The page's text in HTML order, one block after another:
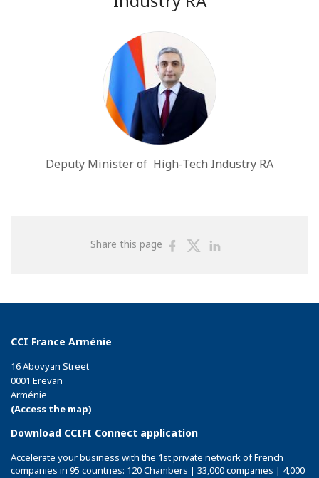
Deputy Minister of High-Tech Industry RA
Share this page
ShareShare
CCI France Arménie
16 Abovyan Street
0001 Erevan
Arménie
(Access the map)
Download CCIFI Connect application
Accelerate your business with the 1st private network of French
companies in 95 countries: 120 Chambers | 33,000 companies | 4,000